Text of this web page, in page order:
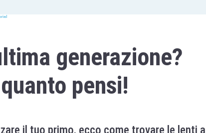
generazione?
pensi!
il tuo primo, ecco come trovare le lenti